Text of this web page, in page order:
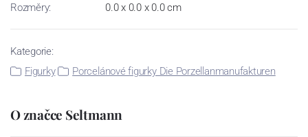
Rozměry:
0.0 x 0.0 x 0.0 cm
Kategorie:
Figurky
Porcelánové figurky Die Porzellanmanufakturen
O značce Seltmann